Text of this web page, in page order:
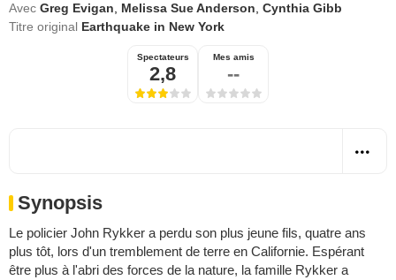
Avec Greg Evigan Melissa Sue Anderson Cynthia Gibb
Titre original Earthquake in New York
Spectateurs
2,8
Mes amis
--
Synopsis
Le policier John Rykker a perdu son plus jeune fils, quatre ans
plus tôt, lors d'un tremblement de terre en Californie. Espérant
être plus à l'abri des forces de la nature, la famille Rykker a